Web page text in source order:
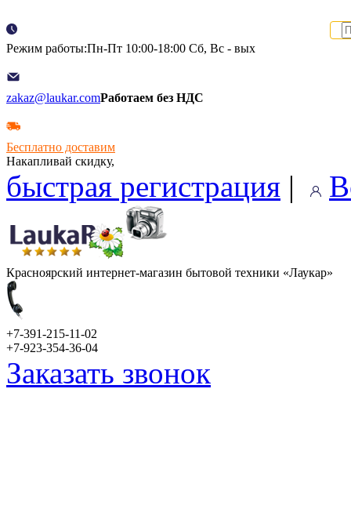
Режим работы:Пн-Пт 10:00-18:00 Сб, Вс - вых
zakaz@laukar.comРаботаем без НДС
Бесплатно доставим
Накапливай скидку,
быстрая регистрация |
Красноярский интернет-магазин бытовой техники «Лаукар»
+7-391-215-11-02
+7-923-354-36-04
Заказать звонок